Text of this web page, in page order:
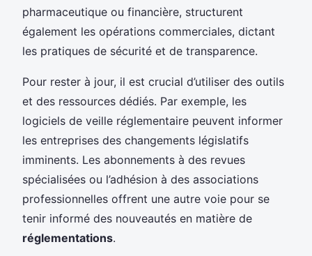
pharmaceutique ou financière, structurent
également les opérations commerciales, dictant
les pratiques de sécurité et de transparence.
Pour rester à jour, il est crucial d’utiliser des outils
et des ressources dédiés. Par exemple, les
logiciels de veille réglementaire peuvent informer
les entreprises des changements législatifs
imminents. Les abonnements à des revues
spécialisées ou l’adhésion à des associations
professionnelles offrent une autre voie pour se
tenir informé des nouveautés en matière de
réglementations.